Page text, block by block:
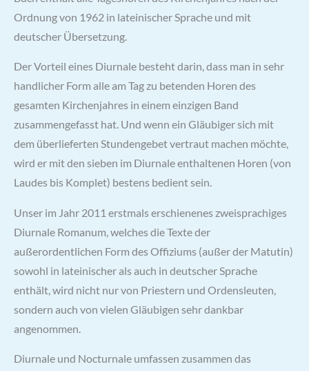
Ordnung von 1962 in lateinischer Sprache und mit
deutscher Übersetzung.
Der Vorteil eines Diurnale besteht darin, dass man in sehr
handlicher Form alle am Tag zu betenden Horen des
gesamten Kirchenjahres in einem einzigen Band
zusammengefasst hat. Und wenn ein Gläubiger sich mit
dem überlieferten Stundengebet vertraut machen möchte,
wird er mit den sieben im Diurnale enthaltenen Horen (von
Laudes bis Komplet) bestens bedient sein.
Unser im Jahr 2011 erstmals erschienenes zweisprachiges
Diurnale Romanum, welches die Texte der
außerordentlichen Form des Offiziums (außer der Matutin)
sowohl in lateinischer als auch in deutscher Sprache
enthält, wird nicht nur von Priestern und Ordensleuten,
sondern auch von vielen Gläubigen sehr dankbar
angenommen.
Diurnale und Nocturnale umfassen zusammen das